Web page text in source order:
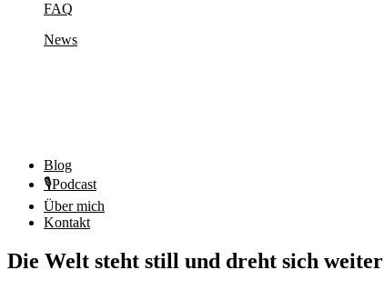
FAQ
News
Blog
🎙️Podcast
Über mich
Kontakt
Die Welt steht still und dreht sich weiter